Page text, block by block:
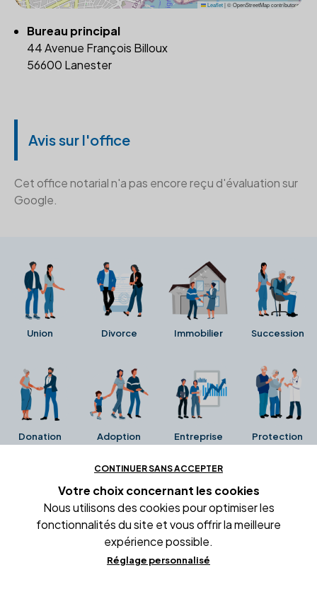
Leaflet|© OpenStreetMap contributors
Bureau principal
44 Avenue François Billoux
56600 Lanester
Avis sur l'office
Cet office notarial n'a pas encore reçu d'évaluation sur
Google.
Union Divorce Immobilier Succession
Donation Adoption Entreprise Protection
Ces avis proviennent directement de la fiche Google
Business de l'office notarial. Ils n'ont ni été collectés ni
été vérifiés par Alexia.fr.
Conditions générales d'utilisation
CONTINUER SANS ACCEPTER
Votre choix concernant les cookies
Nous utilisons des cookies pour optimiser les
fonctionnalités du site et vous offrir la meilleure
expérience possible.
Réglage personnalisé